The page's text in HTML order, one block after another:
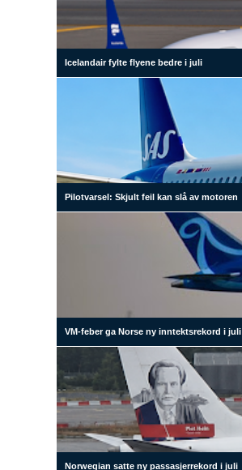
Icelandair fylte flyene bedre i juli
Pilotvarsel: Skjult feil kan slå av motoren
VM-feber ga Norse ny inntektsrekord i juli
Norwegian satte ny passasjerrekord i juli